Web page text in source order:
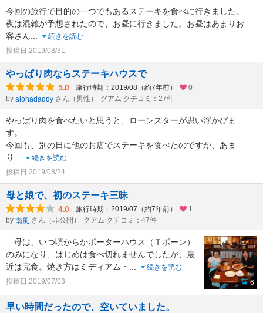
今回の旅行で目的の一つでもあるステーキを食べに行きました。
夜は混雑が予想されたので、お昼に行きました。お昼はあまりお
客さん
続きを読む
投稿日:2019/08/31
やっぱり肉ならステーキハウスで
5.0 旅行時期：2019/08（約7年前）
0
by alohadaddy さん（男性） グアム クチコミ：27件
やっぱり肉を食べたいと思うと、ローンスターが思い浮かびま
す。
今回も、別の日に他のお店でステーキを食べたのですが、あま
り
続きを読む
投稿日:2019/08/24
母と娘で、初のステーキ三昧
4.0 旅行時期：2019/07（約7年前）
1
by 南風 さん（非公開） グアム クチコミ：47件
母は、いつ頃からかポーターハウス（Ｔボーン）
のみになり、はじめは食べ切れませんでしたが、最
近は完食。焼き方はミディアム・
続きを読む
投稿日:2019/07/03
6
早い時間だったので、空いていました。